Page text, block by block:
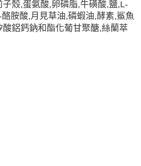
殼,蛋氨酸,卵磷脂,牛磺酸,鹽,L-
胺酸,月見草油,磷蝦油,酵素,鯊魚
鋁鈣鈉和酯化葡甘聚醣,絲蘭萃
白質
肪